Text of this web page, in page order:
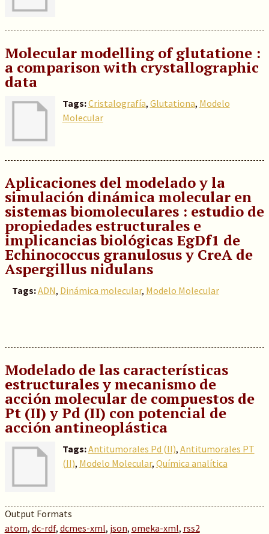
Molecular modelling of glutatione :
a comparison with crystallographic
data
Tags:Cristalografía, Glutationa, Modelo
Molecular
Aplicaciones del modelado y la
simulación dinámica molecular en
sistemas biomoleculares : estudio de
propiedades estructurales e
implicancias biológicas EgDf1 de
Echinococcus granulosus y CreA de
Aspergillus nidulans
Tags:ADN, Dinámica molecular, Modelo Molecular
Modelado de las características
estructurales y mecanismo de
acción molecular de compuestos de
Pt (II) y Pd (II) con potencial de
acción antineoplástica
Tags:Antitumorales Pd (II), Antitumorales PT
(II), Modelo Molecular, Química analítica
Output Formats
atom, dc-rdf, dcmes-xml, json, omeka-xml, rss2